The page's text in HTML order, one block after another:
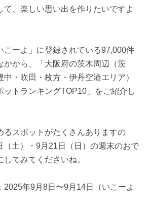
て、楽しい思い出を作りたいですよ
こーよ」に登録されている97,000件
かから、「大阪府の茨木周辺（茨
・吹田・枚方・伊丹空港エリア）
ットランキングTOP10」をご紹介し
るスポットがたくさんありますの
（土）・9月21日（日）の週末のおで
てみてくださいね。
年9月8日〜9月14日（いこーよ